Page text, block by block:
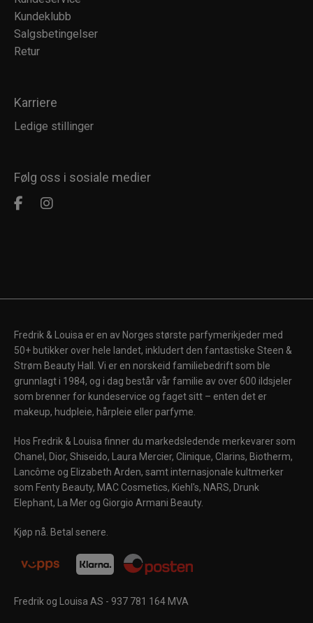
Kundeklubb
Salgsbetingelser
Retur
Karriere
Ledige stillinger
Følg oss i sosiale medier
Fredrik & Louisa er en av Norges største parfymerikjeder med
50+ butikker over hele landet, inkludert den fantastiske Steen &
Strøm Beauty Hall. Vi er en norskeid familiebedrift som ble
grunnlagt i 1984, og i dag består vår familie av over 600 ildsjeler
som brenner for kundeservice og faget sitt – enten det er
makeup, hudpleie, hårpleie eller parfyme.
Hos Fredrik & Louisa finner du markedsledende merkevarer som
Chanel, Dior, Shiseido, Laura Mercier, Clinique, Clarins, Biotherm,
Lancôme og Elizabeth Arden, samt internasjonale kultmerker
som Fenty Beauty, MAC Cosmetics, Kiehl's, NARS, Drunk
Elephant, La Mer og Giorgio Armani Beauty.
Kjøp nå. Betal senere.
Fredrik og Louisa AS - 937 781 164 MVA